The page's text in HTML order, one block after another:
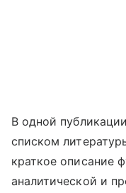
В одной
списком
краткое описание
аналитической и